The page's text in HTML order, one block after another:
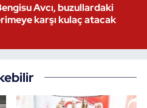
Avcı, buzullardaki
karşı kulaç atacak